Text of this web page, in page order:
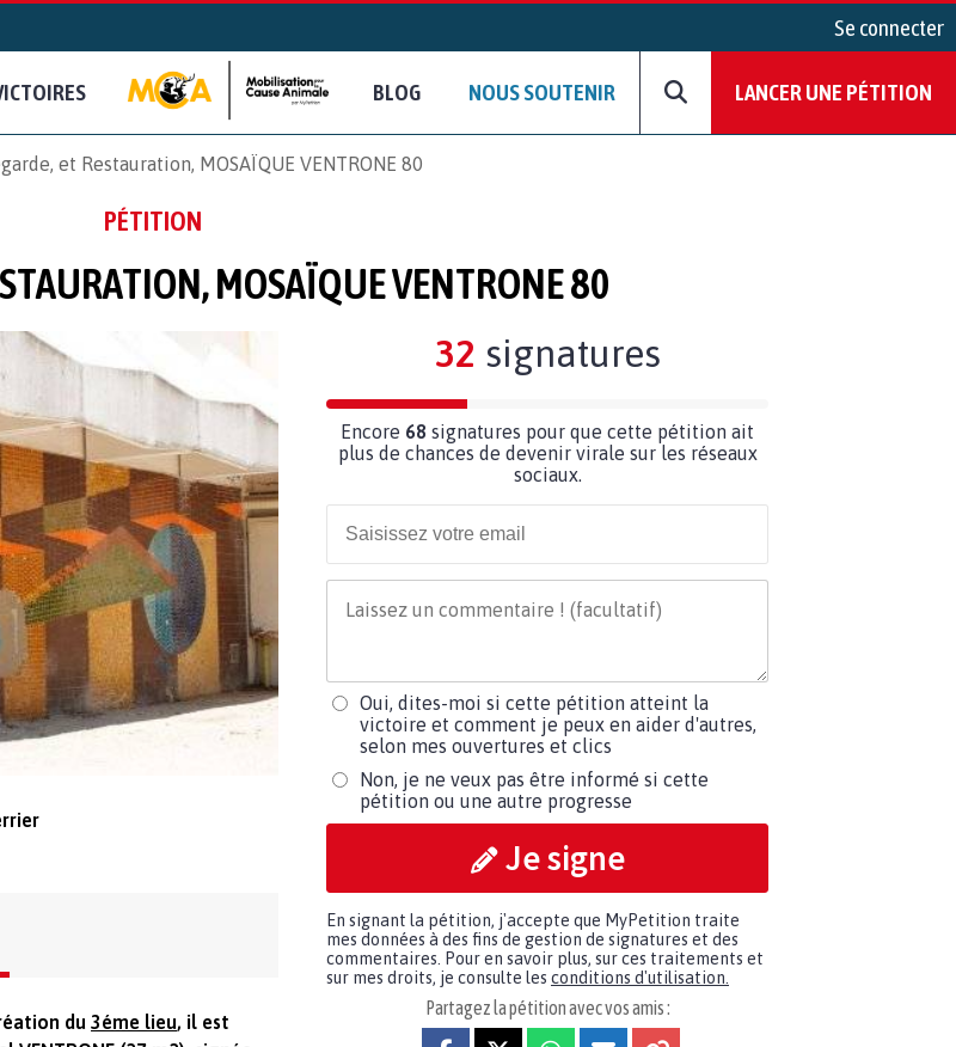
Se connecter
BLOG NOUS SOUTENIR LANCER UNE PÉTITION
et Restauration, MOSAÏQUE VENTRONE 80
PÉTITION
MOSAÏQUE VENTRONE 80
du 3éme lieu, il est
32 signatures
Encore 68 signatures pour que cette pétition ait
plus de chances de devenir virale sur les réseaux
sociaux.
Oui, dites-moi si cette pétition atteint la
victoire et comment je peux en aider d'autres,
selon mes ouvertures et clics
Non, je ne veux pas être informé si cette
pétition ou une autre progresse
Je signe
En signant la pétition, j'accepte que MyPetition traite
mes données à des fins de gestion de signatures et des
commentaires. Pour en savoir plus, sur ces traitements et
sur mes droits, je consulte les conditions d'utilisation.
Partagez la pétition avec vos amis :